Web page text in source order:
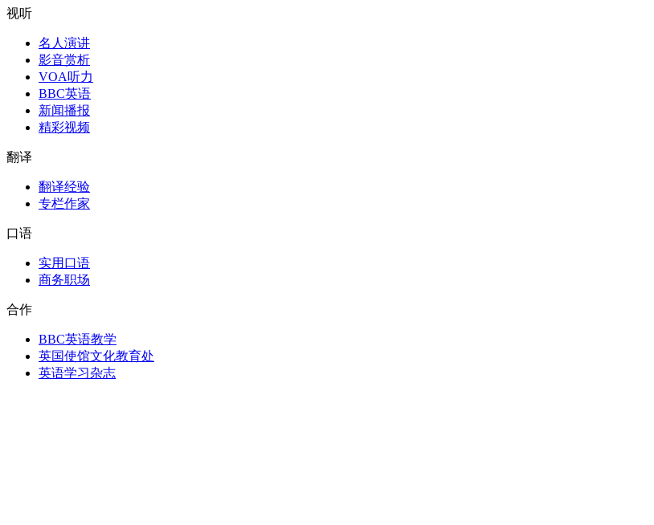
视听
名人演讲
影音赏析
VOA听力
BBC英语
新闻播报
精彩视频
翻译
翻译经验
专栏作家
口语
实用口语
商务职场
合作
BBC英语教学
英国使馆文化教育处
英语学习杂志